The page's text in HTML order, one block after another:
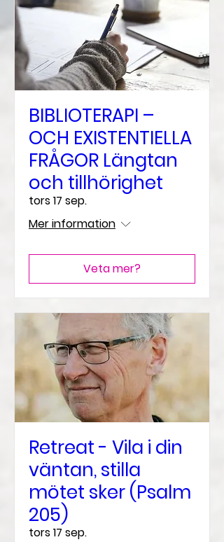
BIBLIOTERAPI –
OCH EXISTENTIELLA
FRÅGOR Längtan
och tillhörighet
tors 17 sep.
Mer information
Veta mer?
Retreat - Vila i din
väntan, stilla
mötet sker (Psalm
205)
tors 17 sep.